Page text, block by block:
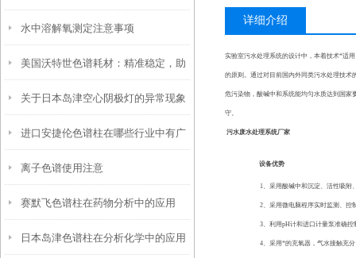
水中溶解氧测定注意事项
美国沃特世色谱耗材：精准稳定，助
力色谱数据精准溯源
关于日本岛津空心阴极灯的异常现象
及处理方法
进口安捷伦色谱柱在哪些行业中有广
泛应用？
离子色谱使用注意
赛默飞色谱柱在药物分析中的应用
日本岛津色谱柱在分析化学中的应用
详细介绍
实验室污水处理系统的设计中，本着技术*适
的原则。通过对目前国内外同类污水处理技术
危污染物，酸碱中和系统能均匀水质达到国家
守。
污水废水处理系统厂家
设备优势
1、采用酸碱中和沉淀、 活性吸附
2、采用微电脑程序实时监测、控
3、利用pH计和进口计量泵准确控
4、采用*的充氧器，气水接触充